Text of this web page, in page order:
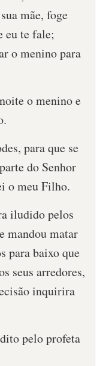
mãe, foge
eu te fale;
o menino para
o menino e
para que se
do Senhor
o meu Filho.
iludido pelos
mandou matar
para baixo que
seus arredores,
inquirira
pelo profeta